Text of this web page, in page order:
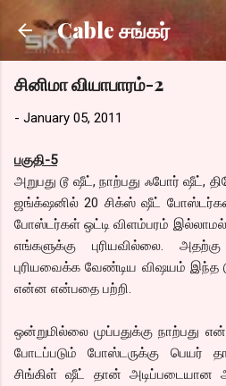
Skip to main
Cable சங்கர்
சினிமா வியாபாரம்-2
- January 05, 2011
பகுதி-5
அறுபது டூ ஷீட், நாற்பது ஃபோர் ஷீட்,
ஜங்க்‌ஷனில் 20 சிக்ஸ் ஷீட்
போஸ்டர்கள் ஒட்டி விளம்பரம்
எங்களுக்கு புரியவில்லை.
புரியவைக்க வேண்டிய விஷயம் இந்த
என்ன என்பதை பற்றி.
ஒன்றுமில்லை முப்பதுக்கு நாற்பது
போடப்படும் போஸ்டருக்கு பெயர்
சிங்கிள் ஷீட் தான் அடிப்படையான